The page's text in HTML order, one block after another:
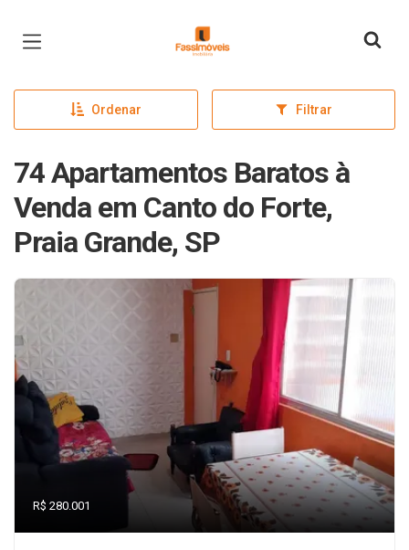
Página inicial
Ordenar Filtrar
74 Apartamentos Baratos à
Venda em Canto do Forte,
Praia Grande, SP
R$ 280.001